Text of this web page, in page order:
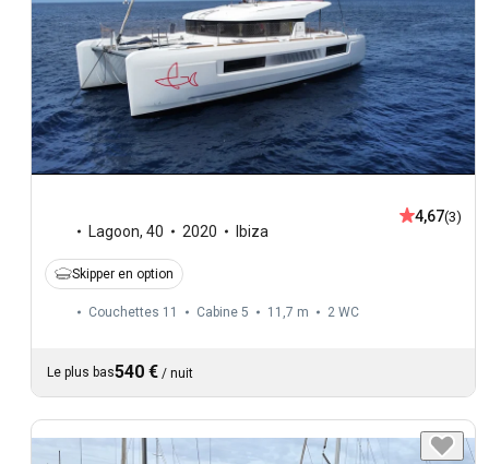
Lagoon, 40 2020 Ibiza
4,67(3)
Skipper en option
Couchettes 11 Cabine 5 11,7 m 2 WC
Le plus bas540 € / nuit